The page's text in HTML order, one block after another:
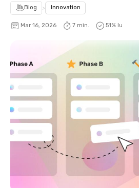
Blog > Innovation
Mar 16, 2026 7 min. 51% lu